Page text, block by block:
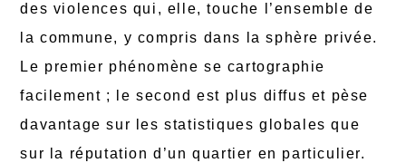
des violences qui, elle, touche l’ensemble de
la commune, y compris dans la sphère privée.
Le premier phénomène se cartographie
facilement ; le second est plus diffus et pèse
davantage sur les statistiques globales que
sur la réputation d’un quartier en particulier.